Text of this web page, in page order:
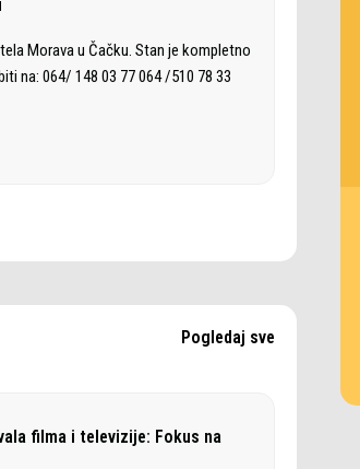
Morava u Čačku. Stan je kompletno
na: 064/ 148 03 77 064 /510 78 33
Pogledaj sve
filma i televizije: Fokus na